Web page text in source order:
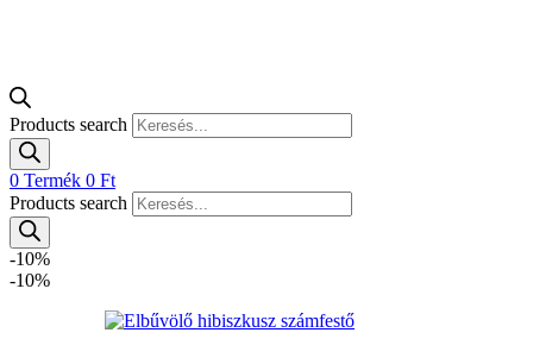
Products search
0 Termék 0 Ft
Products search
-10%
-10%